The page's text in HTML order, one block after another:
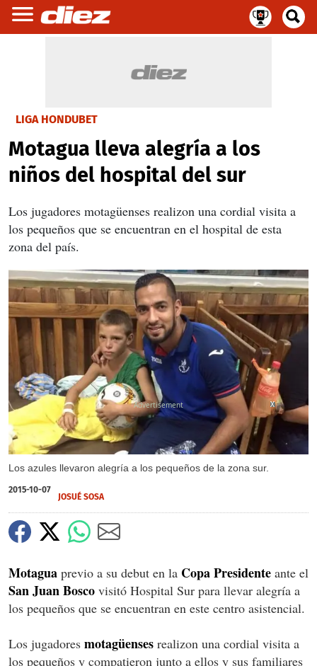
LIGA HONDUBET
Motagua lleva alegría a los
niños del hospital del sur
Los jugadores motagüenses realizon una cordial visita a
los pequeños que se encuentran en el hospital de esta
zona del país.
Los azules llevaron alegría a los pequeños de la zona sur.
X
X
2015-10-07
JOSUÉ SOSA
Motagua previo a su debut en la Copa Presidente ante el
San Juan Bosco visitó Hospital Sur para llevar alegría a
los pequeños que se encuentran en este centro asistencial.
Los jugadores motagüenses realizon una cordial visita a
los pequeños y compatieron junto a ellos y sus familiares